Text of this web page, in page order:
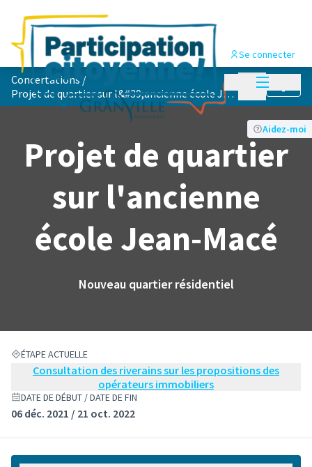
Menu
Se connecter
Concertations /
Projet de quartier sur l&#39;ancienne école Jean-Macé
Menu Suivre
Aidez-moi
Projet de quartier
sur l'ancienne
école Jean-Macé
Nouveau quartier résidentiel
ÉTAPE ACTUELLE
Consultation des riverains sur les propositions des
opérateurs immobiliers
DATE DE DÉBUT / DATE DE FIN
06 déc. 2021 / 21 oct. 2022